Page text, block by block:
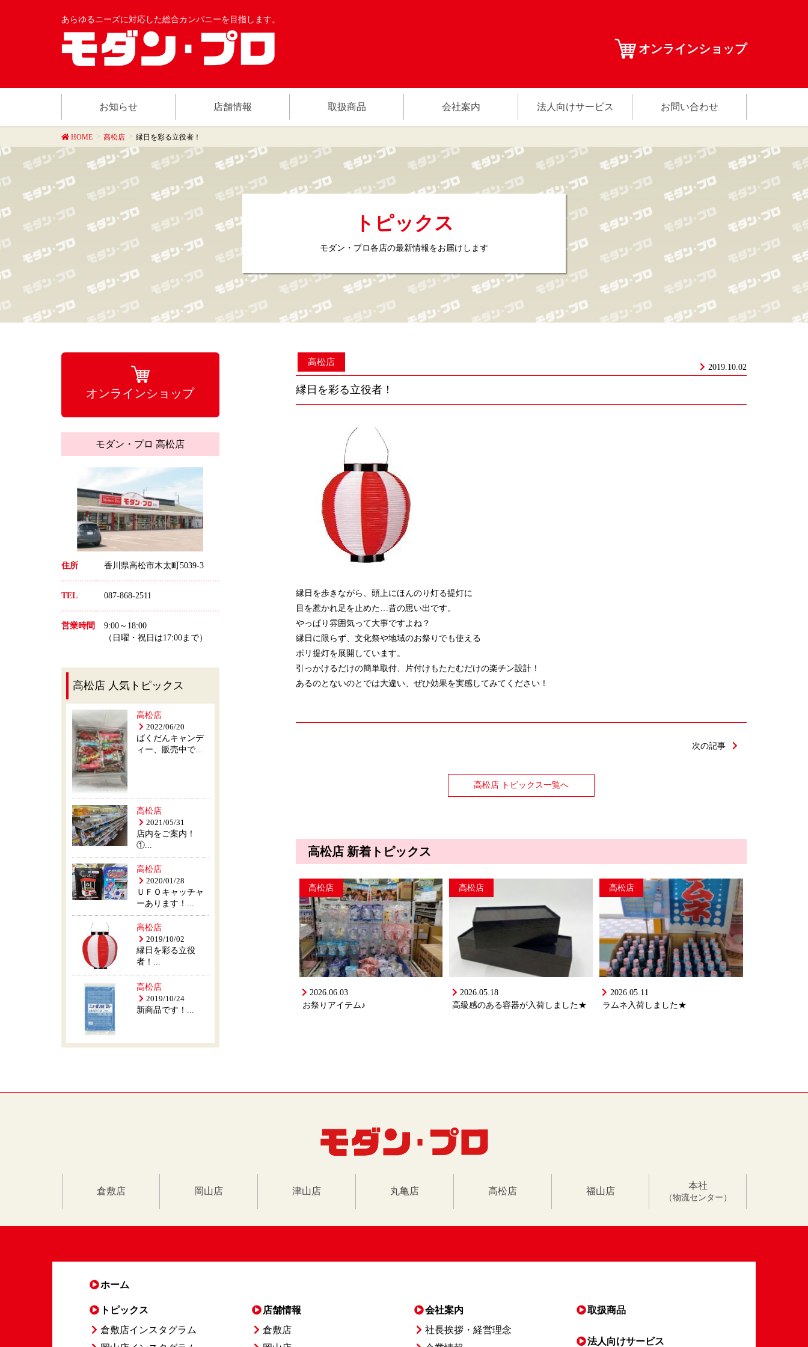
あらゆるニーズに対応した総合カンパニーを目指します。
オンラインショップ
お知らせ 店舗情報 取扱商品 会社案内 法人向けサービス お問い合わせ
HOME 高松店 縁日を彩る立役者！
トピックス
モダン・プロ各店の最新情報をお届けします
2019.10.02
高松店
縁日を彩る立役者！
縁日を歩きながら、頭上にほんのり灯る提灯に
目を惹かれ足を止めた…昔の思い出です。
やっぱり雰囲気って大事ですよね？
縁日に限らず、文化祭や地域のお祭りでも使える
ポリ提灯を展開しています。
引っかけるだけの簡単取付、片付けもたたむだけの楽チン設計！
あるのとないのとでは大違い、ぜひ効果を実感してみてください！
次の記事
高松店 トピックス一覧へ
高松店 新着トピックス
高松店
2026.06.03
お祭りアイテム♪
高松店
2026.05.18
高級感のある容器が入荷しました★
高松店
2026.05.11
ラムネ入荷しました★
オンラインショップ
モダン・プロ 高松店
住所 香川県高松市木太町5039-3
TEL 087-868-2511
営業時間
9:00～18:00
（日曜・祝日は17:00まで）
高松店 人気トピックス
高松店
2022/06/20
ばくだんキャンデ
ィー、販売中で...
高松店
2021/05/31
店内をご案内！
①...
高松店
2020/01/28
ＵＦＯキャッチャ
ーあります！...
高松店
2019/10/02
縁日を彩る立役
者！...
高松店
2019/10/24
新商品です！...
倉敷店 岡山店 津山店 丸亀店 高松店 福山店
本社
（物流センター）
ホーム
トピックス
倉敷店インスタグラム
店舗情報
倉敷店
会社案内
社長挨拶・経営理念
取扱商品
法人向けサービス